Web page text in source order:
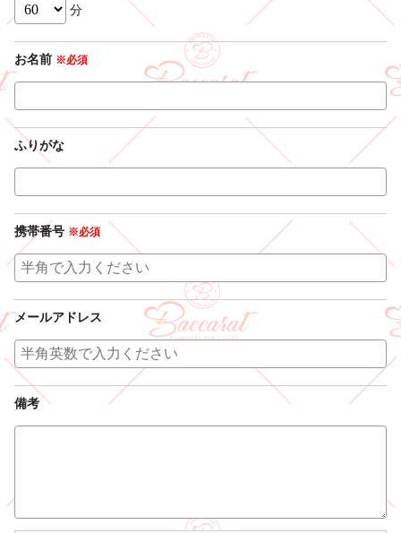
分
お名前 ※必須
ふりがな
携帯番号 ※必須
メールアドレス
備考